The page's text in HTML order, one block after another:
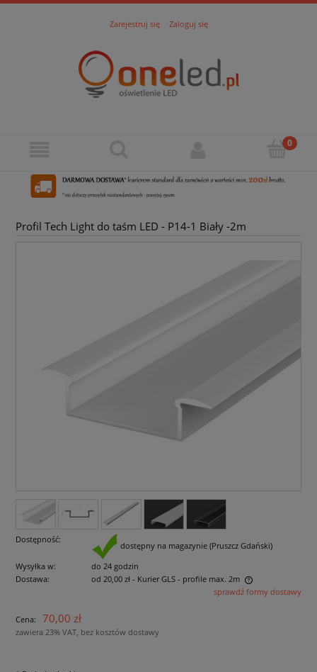
Zarejestruj się Zaloguj się
Profil Tech Light do taśm LED - P14-1 Biały -2m
Dostępność:
dostępny na magazynie (Pruszcz Gdański)
Wysyłka w:
do 24 godzin
Dostawa:
od 20,00 zł - Kurier GLS - profile max. 2m
Cena nie zawiera ewentualnych kosztów płatnościsprawdź formy dostawy
Cena: 70,00 zł
zawiera 23% VAT, bez kosztów dostawy